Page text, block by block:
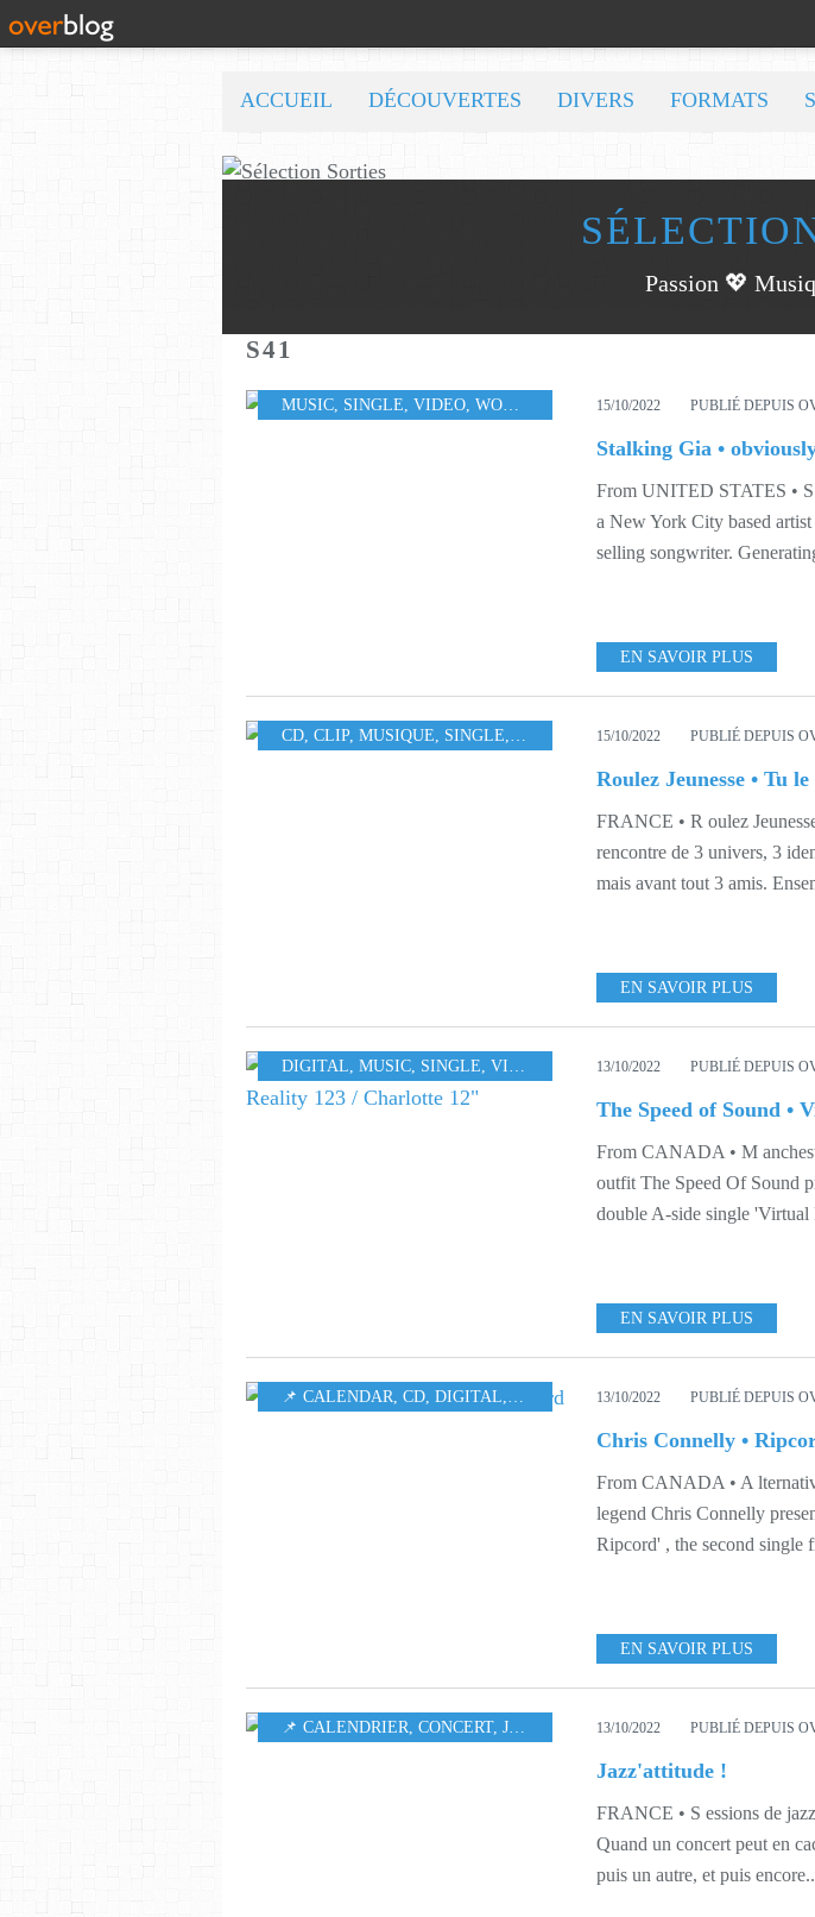
Passion 💖
ACCUEIL DÉCOUVERTES DIVERS FORMATS
S41
MUSIC, SINGLE, VIDEO, WORLD 15/10/2022 PUBLIÉ DEPUIS
Stalking Gia •
From UNITED STATES •
a New York City based
selling songwriter.
EN SAVOIR PLUS
CD, CLIP, MUSIQUE, SINGLE, S41 15/10/2022 PUBLIÉ DEPUIS
Roulez Jeunesse • Tu le
FRANCE • R oulez
rencontre de 3 univers, 3
mais avant tout 3 amis.
EN SAVOIR PLUS
DIGITAL, MUSIC, SINGLE, VIDEO WORLD,S41
13/10/2022 PUBLIÉ DEPUIS
From CANADA • M
outfit The Speed Of Sound
double A-side single 'Virtual
EN SAVOIR PLUS
📌 CALENDAR, CD, DIGITAL, MUSIC VIDEO,WORLD,S41, S45,S48
13/10/2022 PUBLIÉ DEPUIS
Chris Connelly •
From CANADA • A
legend Chris Connelly
Ripcord' , the second single
EN SAVOIR PLUS
📌 CALENDRIER, CONCERT, JAZZ MUSIQUE,S41 S45,S48,
13/10/2022 PUBLIÉ DEPUIS
Jazz'attitude !
FRANCE • S essions de
Quand un concert peut en
puis un autre, et puis